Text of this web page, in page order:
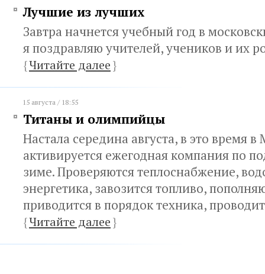
Лучшие из лучших
Завтра начнется учебный год в
я поздравляю учителей, учеников и их
{Читайте далее}
15 августа / 18:55
Титаны и олимпийцы
Настала середина августа, в это время в
активируется ежегодная компания по
зиме. Проверяются теплоснабжение,
энергетика, завозится топливо,
приводится в порядок техника,
{Читайте далее}